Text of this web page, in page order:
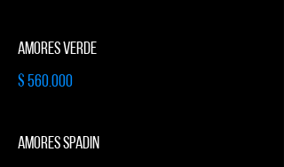
AMORES VERDE
$ 560.000
AMORES SPADIN